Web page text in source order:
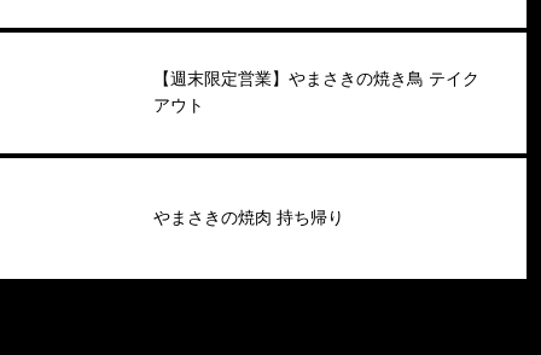
【週末限定営業】やまさきの焼き鳥 テイク
アウト
やまさきの焼肉 持ち帰り